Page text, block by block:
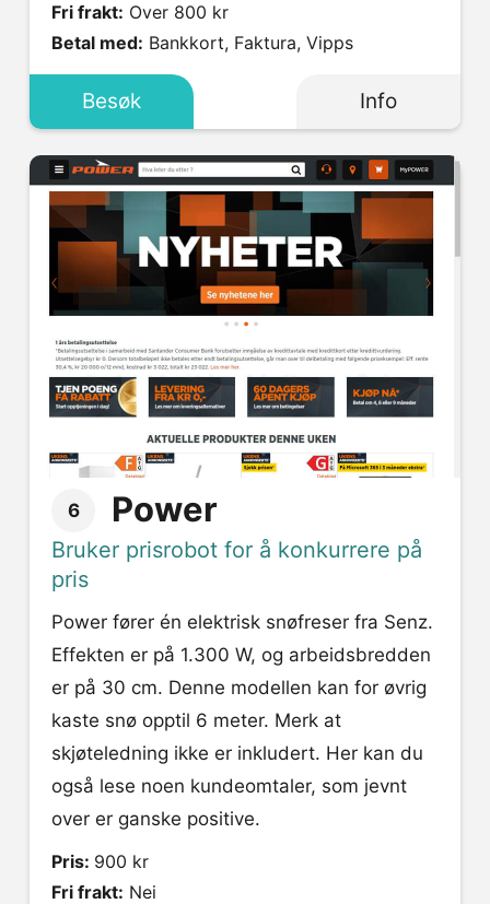
Fri frakt: Over 800 kr
Betal med: Bankkort, Faktura, Vipps
Besøk Info
6 Power
Bruker prisrobot for å konkurrere på
pris
Power fører én elektrisk snøfreser fra Senz.
Effekten er på 1.300 W, og arbeidsbredden
er på 30 cm. Denne modellen kan for øvrig
kaste snø opptil 6 meter. Merk at
skjøteledning ikke er inkludert. Her kan du
også lese noen kundeomtaler, som jevnt
over er ganske positive.
Pris: 900 kr
Fri frakt: Nei